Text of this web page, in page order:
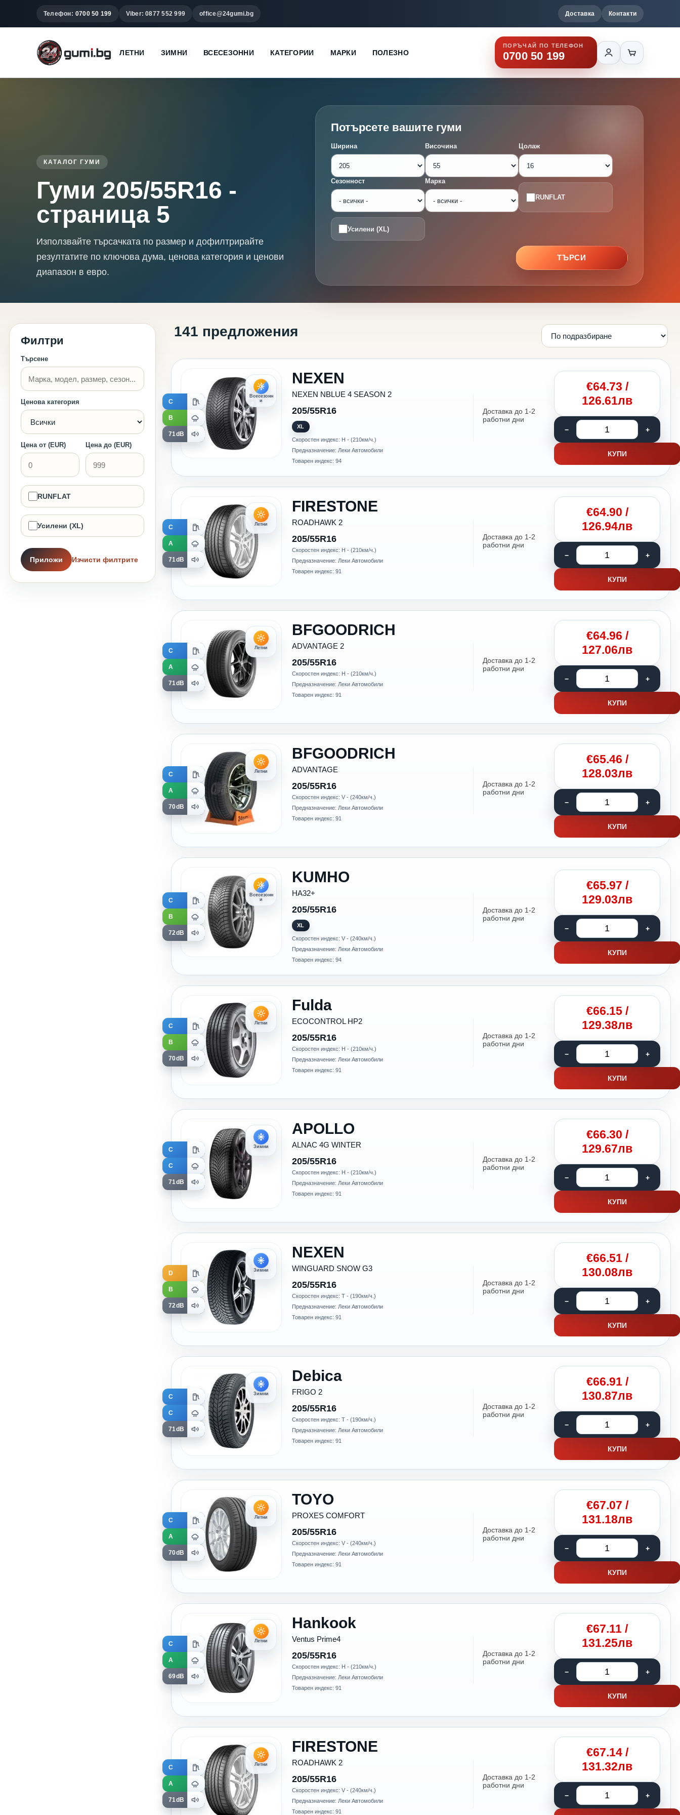
Телефон: 0700 50 199 Viber: 0877 552 999 office@24gumi.bg Доставка Контакти
ЛЕТНИ ЗИМНИ ВСЕСЕЗОННИ КАТЕГОРИИ МАРКИ ПОЛЕЗНО
ПОРЪЧАЙ ПО ТЕЛЕФОН
0700 50 199
КАТАЛОГ ГУМИ
Гуми 205/55R16 -
страница 5
Използвайте търсачката по размер и дофилтрирайте
резултатите по ключова дума, ценова категория и ценови
диапазон в евро.
Потърсете вашите гуми
Ширина Височина Цолаж
Сезонност Марка
RUNFLAT
Усилени (XL)
ТЪРСИ
Филтри
Търсене
Ценова категория
Цена от (EUR) Цена до (EUR)
RUNFLAT
Усилени (XL)
Приложи Изчисти филтрите
141 предложения
Всесезонн
и
NEXEN
NEXEN NBLUE 4 SEASON 2
205/55R16
C
B
71dB
XL
Скоростен индекс: H - (210км/ч.)
Предназначение: Леки Автомобили
Товарен индекс: 94
Доставка до 1-2
работни дни
€64.73 /
126.61лв
КУПИ
Летни
FIRESTONE
ROADHAWK 2
205/55R16
C
A
71dB
Скоростен индекс: H - (210км/ч.)
Предназначение: Леки Автомобили
Товарен индекс: 91
Доставка до 1-2
работни дни
€64.90 /
126.94лв
КУПИ
Летни
BFGOODRICH
ADVANTAGE 2
205/55R16
C
A
71dB
Скоростен индекс: H - (210км/ч.)
Предназначение: Леки Автомобили
Товарен индекс: 91
Доставка до 1-2
работни дни
€64.96 /
127.06лв
КУПИ
Летни
BFGOODRICH
ADVANTAGE
205/55R16
C
A
70dB
Скоростен индекс: V - (240км/ч.)
Предназначение: Леки Автомобили
Товарен индекс: 91
Доставка до 1-2
работни дни
€65.46 /
128.03лв
КУПИ
Всесезонн
и
KUMHO
HA32+
205/55R16
C
B
72dB
XL
Скоростен индекс: V - (240км/ч.)
Предназначение: Леки Автомобили
Товарен индекс: 94
Доставка до 1-2
работни дни
€65.97 /
129.03лв
КУПИ
Летни
Fulda
ECOCONTROL HP2
205/55R16
C
B
70dB
Скоростен индекс: H - (210км/ч.)
Предназначение: Леки Автомобили
Товарен индекс: 91
Доставка до 1-2
работни дни
€66.15/
129.38лв
КУПИ
Зимни
APOLLO
ALNAC 4G WINTER
205/55R16
C
C
71dB
Скоростен индекс: H - (210км/ч.)
Предназначение: Леки Автомобили
Товарен индекс: 91
Доставка до 1-2
работни дни
€66.30 /
129.67лв
КУПИ
Зимни
NEXEN
WINGUARD SNOW G3
205/55R16
D
B
72dB
Скоростен индекс: T - (190км/ч.)
Предназначение: Леки Автомобили
Товарен индекс: 91
Доставка до 1-2
работни дни
€66.51/
130.08лв
КУПИ
Зимни
Debica
FRIGO 2
205/55R16
C
C
71dB
Скоростен индекс: T - (190км/ч.)
Предназначение: Леки Автомобили
Товарен индекс: 91
Доставка до 1-2
работни дни
€66.91/
130.87лв
КУПИ
Летни
TOYO
PROXES COMFORT
205/55R16
C
A
70dB
Скоростен индекс: V - (240км/ч.)
Предназначение: Леки Автомобили
Товарен индекс: 91
Доставка до 1-2
работни дни
€67.07 /
131.18лв
КУПИ
Летни
Hankook
Ventus Prime4
205/55R16
C
A
69dB
Скоростен индекс: H - (210км/ч.)
Предназначение: Леки Автомобили
Товарен индекс: 91
Доставка до 1-2
работни дни
€67.11 /
131.25лв
КУПИ
Летни
FIRESTONE
ROADHAWK 2
205/55R16
C
A
71dB
Скоростен индекс: V - (240км/ч.)
Предназначение: Леки Автомобили
Товарен индекс: 91
Доставка до 1-2
работни дни
€67.14/
131.32лв